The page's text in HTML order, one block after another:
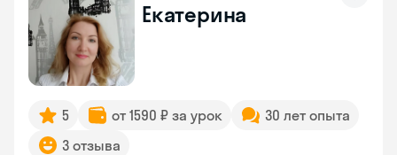
Екатерина
5 от 1590 ₽ за урок
30 лет опыта
3 отзыва